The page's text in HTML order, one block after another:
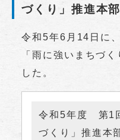
づくり」推進本
令和5年6月14日に
「雨に強いまちづ
した。
令和5年度 第1
づくり」推進本